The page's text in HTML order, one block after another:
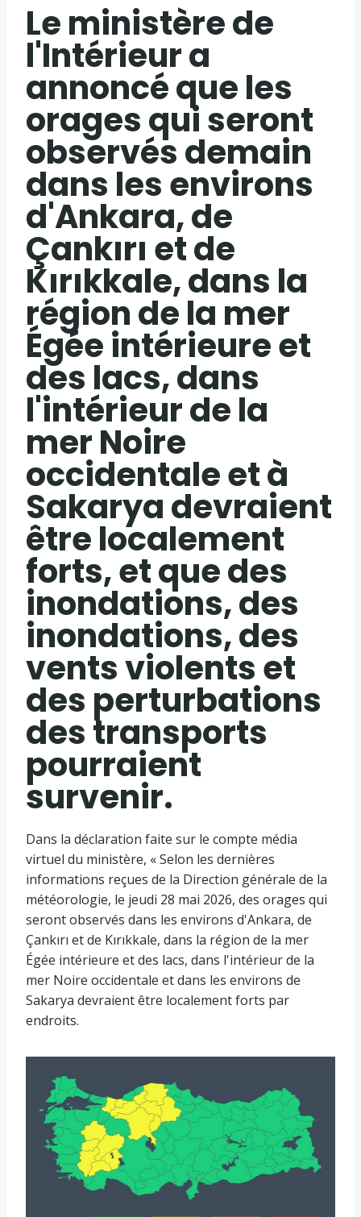
Le ministère de
l'Intérieur a
annoncé que les
orages qui seront
observés demain
dans les environs
d'Ankara, de
Çankırı et de
Kırıkkale, dans la
région de la mer
Égée intérieure et
des lacs, dans
l'intérieur de la
mer Noire
occidentale et à
Sakarya devraient
être localement
forts, et que des
inondations, des
inondations, des
vents violents et
des perturbations
des transports
pourraient
survenir.
Dans la déclaration faite sur le compte média
virtuel du ministère, « Selon les dernières
informations reçues de la Direction générale de la
météorologie, le jeudi 28 mai 2026, des orages qui
seront observés dans les environs d'Ankara, de
Çankırı et de Kırıkkale, dans la région de la mer
Égée intérieure et des lacs, dans l'intérieur de la
mer Noire occidentale et dans les environs de
Sakarya devraient être localement forts par
endroits.